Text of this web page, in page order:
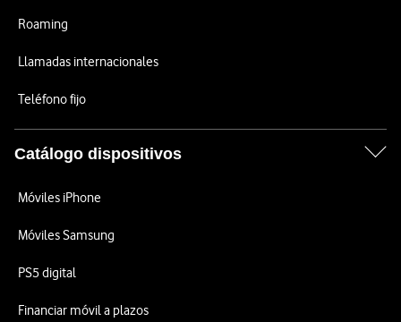
Roaming
Llamadas internacionales
Teléfono fijo
Catálogo dispositivos
Móviles iPhone
Móviles Samsung
PS5 digital
Financiar móvil a plazos